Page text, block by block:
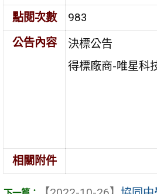
點閱次數
983
公告內容
決標公告
得標廠商-唯星科
相關附件